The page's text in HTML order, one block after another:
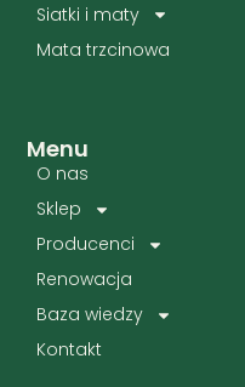
Menu
O nas
Sklep
Producenci
Renowacja
Baza wiedzy
Kontakt
Siatki i maty
Mata trzcinowa